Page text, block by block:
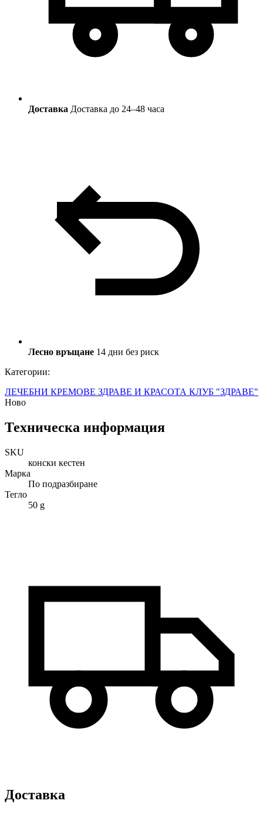
Доставка Доставка до 24–48 часа
Лесно връщане 14 дни без риск
Категории:
ЛЕЧЕБНИ КРЕМОВЕ ЗДРАВЕ И КРАСОТА КЛУБ "ЗДРАВЕ"
Ново
Техническа информация
SKU
конски кестен
Марка
По подразбиране
Тегло
50 g
Доставка